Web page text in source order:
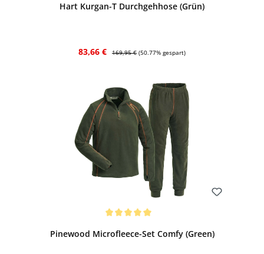
Hart Kurgan-T Durchgehhose (Grün)
Verkaufspreis:
83,66 € Regulärer Preis:
169,95 € (50.77% gespart)
Pinewood Microfleece-Set Comfy (Green)